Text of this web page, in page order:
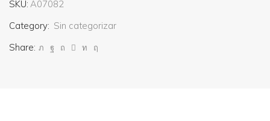
SKU: A07082
Category: Sin categorizar
Share: